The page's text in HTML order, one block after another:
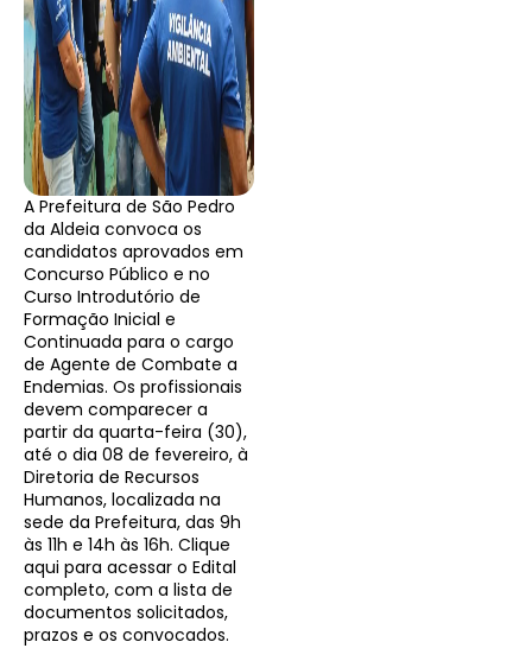
A Prefeitura de São Pedro
da Aldeia convoca os
candidatos aprovados em
Concurso Público e no
Curso Introdutório de
Formação Inicial e
Continuada para o cargo
de Agente de Combate a
Endemias. Os profissionais
devem comparecer a
partir da quarta-feira (30),
até o dia 08 de fevereiro, à
Diretoria de Recursos
Humanos, localizada na
sede da Prefeitura, das 9h
às 11h e 14h às 16h. Clique
aqui para acessar o Edital
completo, com a lista de
documentos solicitados,
prazos e os convocados.